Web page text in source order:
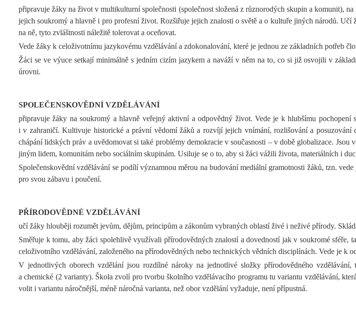
připravuje žáky na život v multikulturní společnosti (společnost složená z různorodých skupin a
jejich soukromý a hlavně i pro profesní život. Rozšiřuje jejich znalosti o světě a o kultuře jiných národů.
na ně, tyto zvláštnosti náležitě tolerovat a oceňovat.
Vede žáky k celoživotnímu jazykovému vzdělávání a zdokonalování, které je jednou ze základních potřeb
Žáci se ve výuce setkají minimálně s jedním cizím jazykem a naváží v něm na to, co si již osvojili v
úrovni.
SPOLEČENSKOVĚDNÍ VZDĚLÁVÁNÍ
připravuje žáky na soukromý a hlavně veřejný aktivní a odpovědný život. Vede je k hlubšímu
i v zahraničí. Kultivuje historické a právní vědomí žáků a rozvíjí jejich vnímání, rozlišování a posuzování
chápání lidských práv a uvědomovat si také problémy demokracie v současnosti – v době globalizace.
jiným lidem, komunitám nebo sociálním skupinám. Usiluje se o to, aby si žáci vážili života, materiálních i
Společenskovědní vzdělávání se podílí významnou měrou na budování mediální gramotnosti žáků, tzn.
pro svou zábavu i poučení.
PŘÍRODOVĚDNÉ VZDĚLÁVÁNÍ
učí žáky hlouběji rozumět jevům, dějům, principům a zákonům vybraných oblastí živé i neživé přírody.
Směřuje k tomu, aby žáci spolehlivě využívali přírodovědných znalostí a dovedností jak v soukromé
celoživotního vzdělávání, založeného na přírodovědných nebo technických vědních disciplínách. Vede je k
V jednotlivých oborech vzdělání jsou rozdílné nároky na jednotlivé složky přírodovědného
a chemické (2 varianty). Škola zvolí pro tvorbu školního vzdělávacího programu tu variantu vzdělávání,
volit i variantu náročnější, méně náročná varianta, než obor vzdělání vyžaduje, není přípustná.